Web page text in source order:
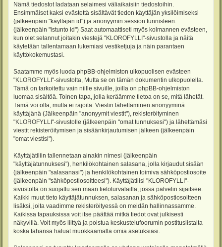
Nämä tiedostot ladataan selaimesi väliaikaisiin tiedostoihin.
Ensimmäiset kaksi evästettä sisältävät tiedon käyttäjän yksilöimiseksi
(jälkeenpäin "käyttäjän id") ja anonyymin session tunnisteen.
(jälkeenpäin "istunto id") Saat automaattiseti myös kolmannen evästeen,
kun olet selannut joitakin viestejä "KLOROFYLLI"-sivustolla ja näitä
käytetään tallentamaan lukemiasi vestiketjuja ja näin parantaen
käyttökokemustasi.
Saatamme myös luoda phpBB-ohjelmiston ulkopuolisen evästeen
"KLOROFYLLI"-sivustolta, Mutta se on tämän dokumentin ulkopuolella.
Tämä on tarkoitettu vain niille sivuille, joilla on phpBB-ohjelmiston
luomaa sisältöä. Toinen tapa, jolla keräämme tietoa on se, mitä lähetät.
Tämä voi olla, mutta ei rajoita: Viestin lähettäminen anonyyminä
käyttäjänä (Jälkeenpäin "anonyymit viestit"), rekisteröityminen
"KLOROFYLLI"-sivustolle (jälkeenpäin "omat tunnuksesi") ja lähettämäsi
viestit rekisteröitymisen ja sisäänkirjautumisen jälkeen (jälkeenpäin
"omat viestisi").
Käyttäjätiliin tallennetaan ainakin nimesi (jälkeenpäin
"käyttäjätunnuksesi"), henkilökohtainen salasana, jolla kirjaudut sisään
(jälkeenpäin "salasanasi") ja henkilökohtainen toimiva sähköpostiosoite
(jälkeenpäin "sähköpostiosoitteesi"). Käyttäjätilisi "KLOROFYLLI"-
sivustolla on suojattu sen maan tietoturvalailla, jossa palvelin sijaitsee.
Kaikki muut tieto käyttäjätunnuksen, salasanan ja sähköpostiosoitteen
lisäksi, joita vaadimme rekisteröityessä on meidän hallinnassamme.
Kaikissa tapauksissa voit itse päättää mitkä tiedot ovat julkisesti
näkyvillä. Voit myös liittyä ja poistua keskustelufoorumin postituslistalta
koska tahansa haluat muokkaamalla omia asetuksiasi.